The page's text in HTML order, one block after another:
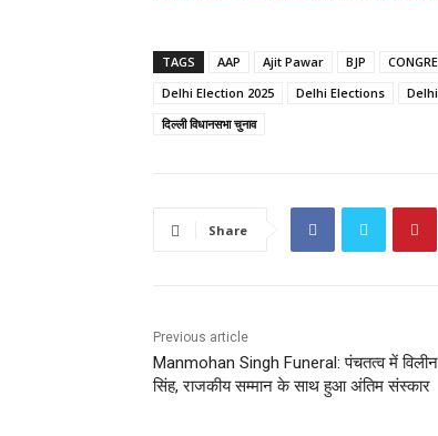
TAGS AAP Ajit Pawar BJP
Delhi Election 2025
Delhi Elections
दिल्ली विधानसभा चुनाव
Share
Previous article
Manmohan Singh Funeral: पंचतत्व में
सिंह, राजकीय सम्मान के साथ हुआ अंतिम संस्कार